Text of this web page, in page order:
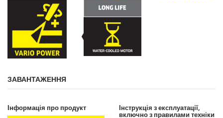
ЗАВАНТАЖЕННЯ
Інформація про продукт Інструкція з експлуатації,
включно з правилами техніки